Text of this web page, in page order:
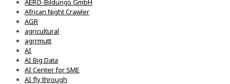
AERO-Bildungs GmbH
African Night Crawler
AGR
agricultural
agrrmutt
AI
AI Big Data
AI Center for SME
AI fly through